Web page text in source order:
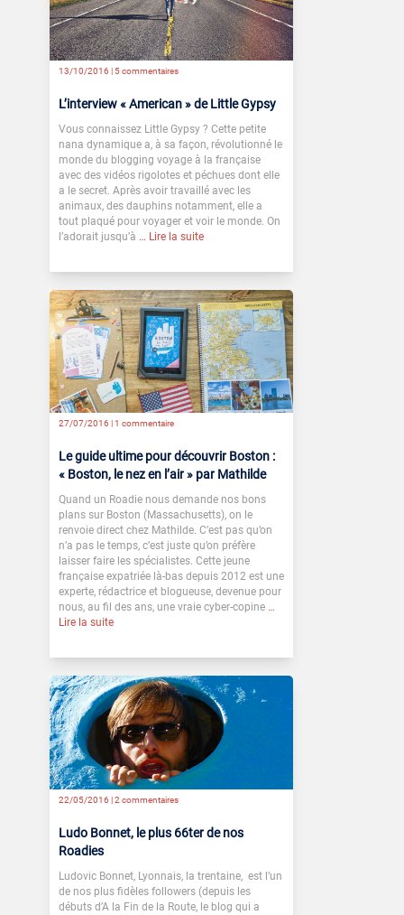
13/10/2016 | 5 commentaires
L’interview « American » de Little Gypsy
Vous connaissez Little Gypsy ? Cette petite
nana dynamique a, à sa façon, révolutionné le
monde du blogging voyage à la française
avec des vidéos rigolotes et péchues dont elle
a le secret. Après avoir travaillé avec les
animaux, des dauphins notamment, elle a
tout plaqué pour voyager et voir le monde. On
l’adorait jusqu’à … Lire la suite
27/07/2016 |1 commentaire
Le guide ultime pour découvrir Boston :
« Boston, le nez en l’air » par Mathilde
Quand un Roadie nous demande nos bons
plans sur Boston (Massachusetts), on le
renvoie direct chez Mathilde. C’est pas qu’on
n’a pas le temps, c’est juste qu’on préfère
laisser faire les spécialistes. Cette jeune
française expatriée là-bas depuis 2012 est une
experte, rédactrice et blogueuse, devenue pour
nous, au fil des ans, une vraie cyber-copine …
Lire la suite
22/05/2016 |2 commentaires
Ludo Bonnet, le plus 66ter de nos
Roadies
Ludovic Bonnet, Lyonnais, la trentaine, est l’un
de nos plus fidèles followers (depuis les
débuts d’A la Fin de la Route, le blog qui a